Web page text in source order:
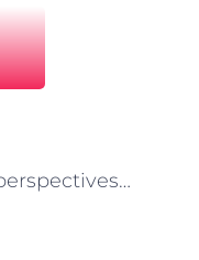
Les perspectives de croissance du secteur des agences de services d’aide à domicile à Paris